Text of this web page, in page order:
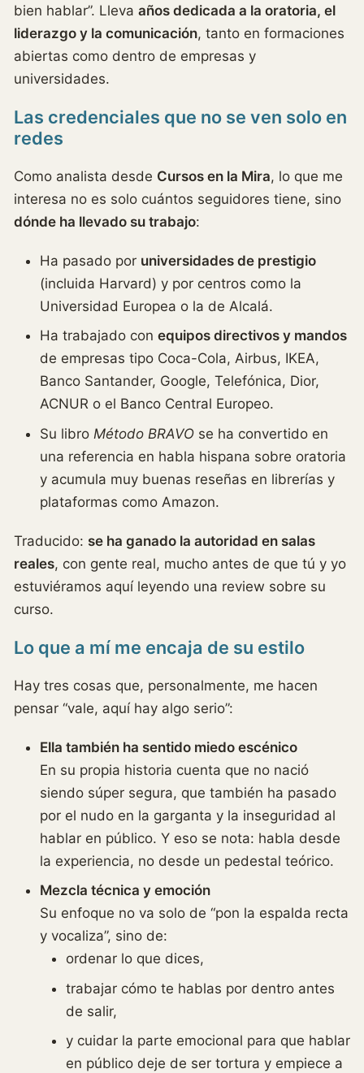
bien hablar”. Lleva años dedicada a la oratoria, el
liderazgo y la comunicación, tanto en formaciones
abiertas como dentro de empresas y
universidades.
Las credenciales que no se ven solo en
redes
Como analista desde Cursos en la Mira, lo que me
interesa no es solo cuántos seguidores tiene, sino
dónde ha llevado su trabajo:
Ha pasado por universidades de prestigio
(incluida Harvard) y por centros como la
Universidad Europea o la de Alcalá.
Ha trabajado con equipos directivos y mandos
de empresas tipo Coca-Cola, Airbus, IKEA,
Banco Santander, Google, Telefónica, Dior,
ACNUR o el Banco Central Europeo.
Su libro Método BRAVO se ha convertido en
una referencia en habla hispana sobre oratoria
y acumula muy buenas reseñas en librerías y
plataformas como Amazon.
Traducido: se ha ganado la autoridad en salas
reales, con gente real, mucho antes de que tú y yo
estuviéramos aquí leyendo una review sobre su
curso.
Lo que a mí me encaja de su estilo
Hay tres cosas que, personalmente, me hacen
pensar “vale, aquí hay algo serio”:
Ella también ha sentido miedo escénico
En su propia historia cuenta que no nació
siendo súper segura, que también ha pasado
por el nudo en la garganta y la inseguridad al
hablar en público. Y eso se nota: habla desde
la experiencia, no desde un pedestal teórico.
Mezcla técnica y emoción
Su enfoque no va solo de “pon la espalda recta
y vocaliza”, sino de:
ordenar lo que dices,
trabajar cómo te hablas por dentro antes
de salir,
y cuidar la parte emocional para que hablar
en público deje de ser tortura y empiece a